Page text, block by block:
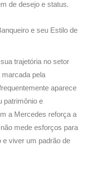
de desejo e status.
e seu Estilo de
trajetória no setor
marcada pela
aparece
patrimônio e
a Mercedes reforça a
mede esforços para
e viver um padrão de